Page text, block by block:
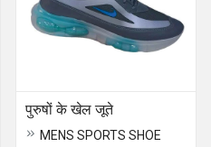
पुरुषों के खेल जूते
MENS SPORTS SHOE